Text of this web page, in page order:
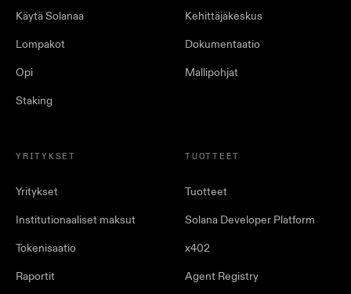
Käytä Solanaa
Lompakot
Opi
Staking
Kehittäjäkeskus
Dokumentaatio
Mallipohjat
YRITYKSET
Yritykset
Institutionaaliset maksut
Tokenisaatio
Raportit
TUOTTEET
Tuotteet
Solana Developer Platform
x402
Agent Registry